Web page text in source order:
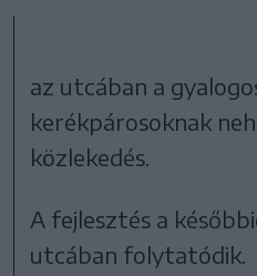
az utcában a
kerékpárosoknak
közlekedés.
A fejlesztés a
utcában folytatódik.